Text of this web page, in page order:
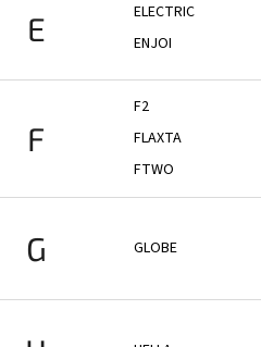
E ELECTRIC
ENJOI
F
F2
FLAXTA
FTWO
G GLOBE